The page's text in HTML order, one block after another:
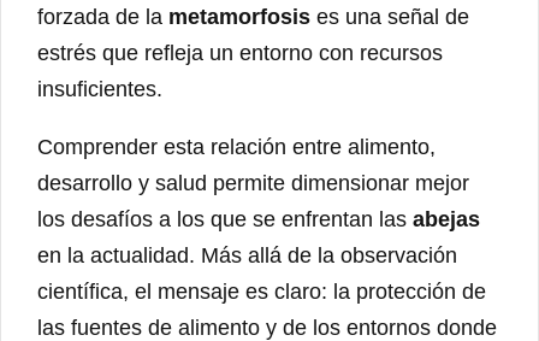
forzada de la metamorfosis es una señal de
estrés que refleja un entorno con recursos
insuficientes.
Comprender esta relación entre alimento,
desarrollo y salud permite dimensionar mejor
los desafíos a los que se enfrentan las abejas
en la actualidad. Más allá de la observación
científica, el mensaje es claro: la protección de
las fuentes de alimento y de los entornos donde